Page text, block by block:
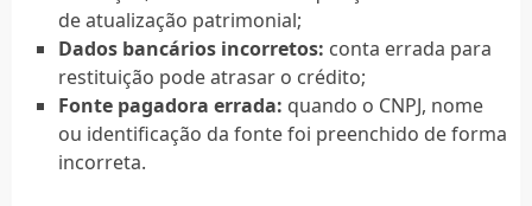
de atualização patrimonial;
Dados bancários incorretos: conta errada para
restituição pode atrasar o crédito;
Fonte pagadora errada: quando o CNPJ, nome
ou identificação da fonte foi preenchido de forma
incorreta.